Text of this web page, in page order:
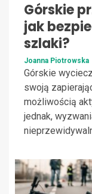
Górskie
jak
szlaki?
Joanna Piotrowska
Górskie
swoją
możliwością
jednak,